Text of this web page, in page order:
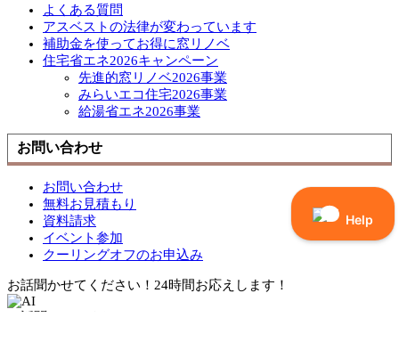
よくある質問
アスベストの法律が変わっています
補助金を使ってお得に窓リノベ
住宅省エネ2026キャンペーン
先進的窓リノベ2026事業
みらいエコ住宅2026事業
給湯省エネ2026事業
お問い合わせ
お問い合わせ
無料お見積もり
資料請求
イベント参加
クーリングオフのお申込み
お話聞かせてください！24時間お応えします！